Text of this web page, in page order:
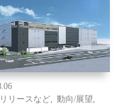
リースなど
動向/展望